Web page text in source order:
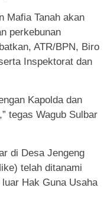
Mafia Tanah akan
perkebunan
ATR/BPN, Biro
Inspektorat dan
Kapolda dan
tegas Wagub Sulbar
di Desa Jengeng
telah ditanami
Hak Guna Usaha